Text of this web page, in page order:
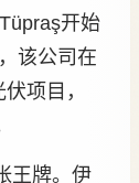
开始
该公司在
项目，
王牌。伊